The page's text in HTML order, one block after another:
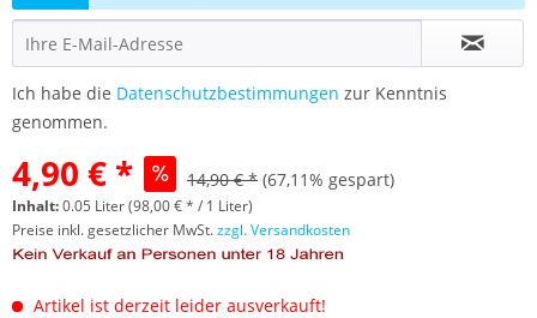
Ich habe die Datenschutzbestimmungen zur Kenntnis
genommen.
4,90 € * 14,90 € * (67,11% gespart)
Inhalt:0.05 Liter (98,00 € * / 1 Liter)
Preise inkl. gesetzlicher MwSt.zzgl. Versandkosten
Artikel ist derzeit leider ausverkauft!